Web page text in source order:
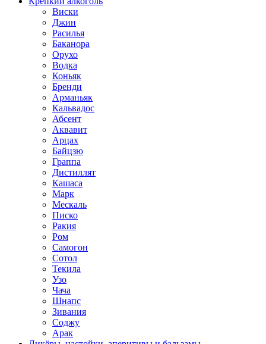
Виски
Джин
Расилья
Баканора
Орухо
Водка
Коньяк
Бренди
Арманьяк
Кальвадос
Абсент
Аквавит
Арцах
Байцзю
Граппа
Дистиллят
Кашаса
Марк
Мескаль
Писко
Ракия
Ром
Самогон
Сотол
Текила
Узо
Чача
Шнапс
Зивания
Соджу
Арак